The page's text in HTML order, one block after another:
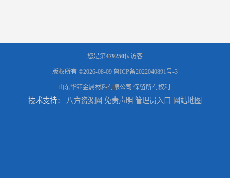
您是第479250位访客
版权所有 ©2026-08-09 鲁ICP备2022040891号-3
山东华钰金属材料有限公司 保留所有权利.
技术支持： 八方资源网 免责声明 管理员入口 网站地图